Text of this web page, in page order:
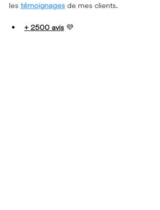
les témoignages de mes clients.
+ 2500 avis 💜